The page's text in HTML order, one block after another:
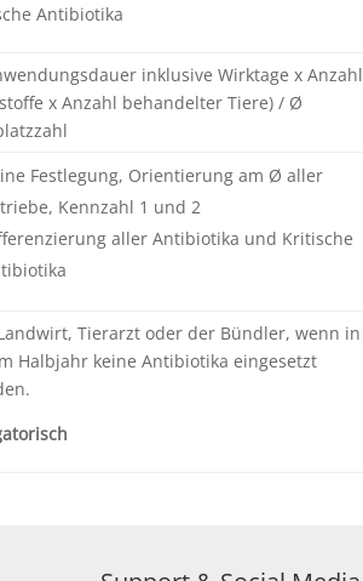
Antibiotika
inklusive Wirktage x Anzahl
x Anzahl behandelter Tiere) / Ø
Festlegung, Orientierung am Ø aller
Kennzahl 1 und 2
aller Antibiotika und Kritische
Tierarzt oder der Bündler, wenn in
Halbjahr keine Antibiotika eingesetzt